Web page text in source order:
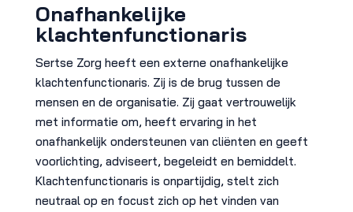
Onafhankelijke
klachtenfunctionaris
Sertse Zorg heeft een externe onafhankelijke
klachtenfunctionaris. Zij is de brug tussen de
mensen en de organisatie. Zij gaat vertrouwelijk
met informatie om, heeft ervaring in het
onafhankelijk ondersteunen van cliënten en geeft
voorlichting, adviseert, begeleidt en bemiddelt.
Klachtenfunctionaris is onpartijdig, stelt zich
neutraal op en focust zich op het vinden van